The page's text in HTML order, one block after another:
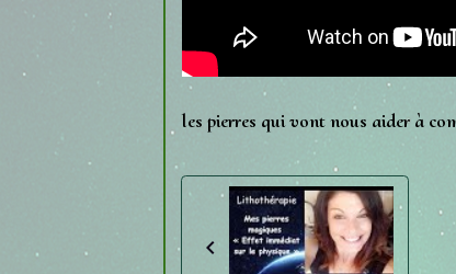
les pierres qui vont nous aider à